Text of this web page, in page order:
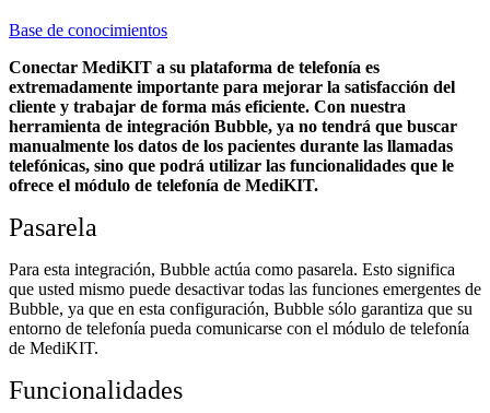
Base de conocimientos
Conectar MediKIT a su plataforma de telefonía es
extremadamente importante para mejorar la satisfacción del
cliente y trabajar de forma más eficiente. Con nuestra
herramienta de integración Bubble, ya no tendrá que buscar
manualmente los datos de los pacientes durante las llamadas
telefónicas, sino que podrá utilizar las funcionalidades que le
ofrece el módulo de telefonía de MediKIT.
Pasarela
Para esta integración, Bubble actúa como pasarela. Esto significa
que usted mismo puede desactivar todas las funciones emergentes de
Bubble, ya que en esta configuración, Bubble sólo garantiza que su
entorno de telefonía pueda comunicarse con el módulo de telefonía
de MediKIT.
Funcionalidades